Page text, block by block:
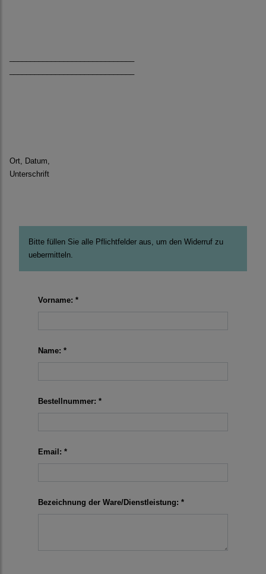
Ort, Datum,
Unterschrift
Bitte füllen Sie alle Pflichtfelder aus, um den Widerruf zu
uebermitteln.
Vorname: *
Name: *
Bestellnummer: *
Email: *
Bezeichnung der Ware/Dienstleistung: *